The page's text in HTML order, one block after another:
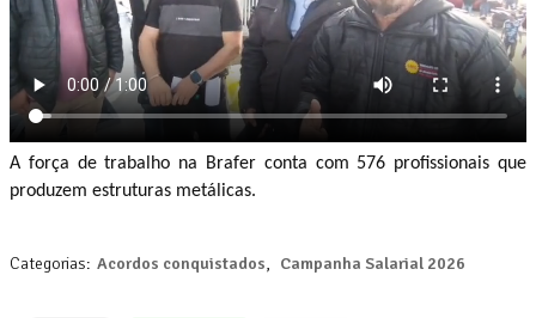
A força de trabalho na Brafer conta com 576 profissionais que
produzem estruturas metálicas.
Categorias: Acordos conquistados, Campanha Salarial 2026